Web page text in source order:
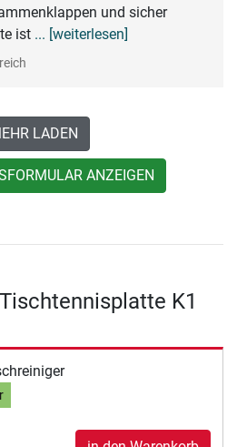
und sicher
ist ... [weiterlesen]
LADEN
ANZEIGEN
K1